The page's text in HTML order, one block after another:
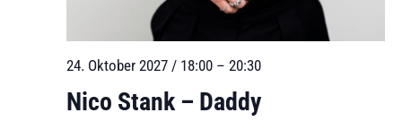
Nico Stank – Daddy
24. Oktober 2027 / 18:00– 20:30